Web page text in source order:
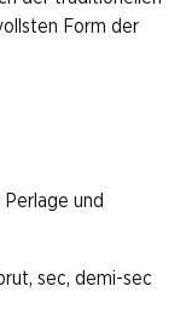
Form der
und
sec, demi-sec